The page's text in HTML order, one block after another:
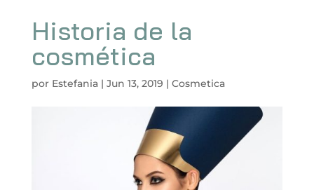
Historia de la
cosmética
por Estefania| Jun 13, 2019 | Cosmetica